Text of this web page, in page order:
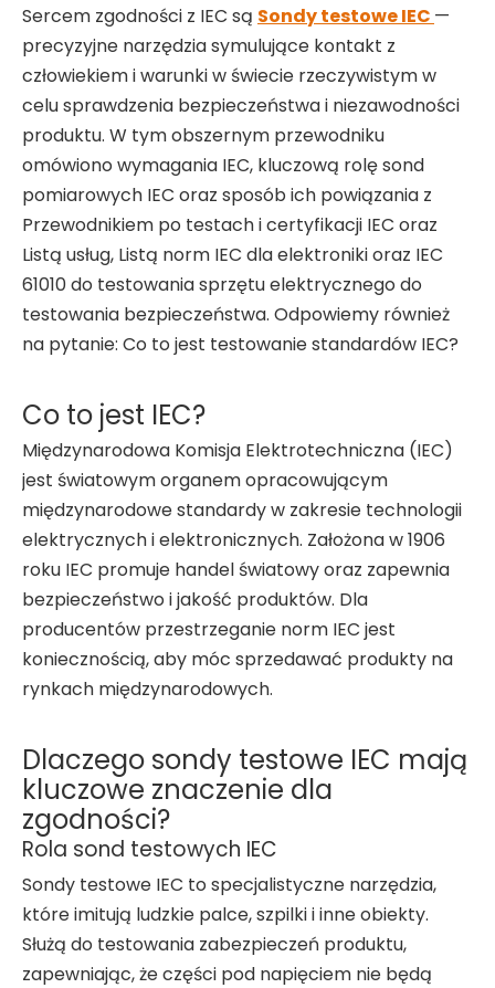
Sercem zgodności z IEC są Sondy testowe IEC —
precyzyjne narzędzia symulujące kontakt z
człowiekiem i warunki w świecie rzeczywistym w
celu sprawdzenia bezpieczeństwa i niezawodności
produktu. W tym obszernym przewodniku
omówiono wymagania IEC, kluczową rolę sond
pomiarowych IEC oraz sposób ich powiązania z
Przewodnikiem po testach i certyfikacji IEC oraz
Listą usług, Listą norm IEC dla elektroniki oraz IEC
61010 do testowania sprzętu elektrycznego do
testowania bezpieczeństwa. Odpowiemy również
na pytanie: Co to jest testowanie standardów IEC?
Co to jest IEC?
Międzynarodowa Komisja Elektrotechniczna (IEC)
jest światowym organem opracowującym
międzynarodowe standardy w zakresie technologii
elektrycznych i elektronicznych. Założona w 1906
roku IEC promuje handel światowy oraz zapewnia
bezpieczeństwo i jakość produktów. Dla
producentów przestrzeganie norm IEC jest
koniecznością, aby móc sprzedawać produkty na
rynkach międzynarodowych.
Dlaczego sondy testowe IEC mają
kluczowe znaczenie dla
zgodności?
Rola sond testowych IEC
Sondy testowe IEC to specjalistyczne narzędzia,
które imitują ludzkie palce, szpilki i inne obiekty.
Służą do testowania zabezpieczeń produktu,
zapewniając, że części pod napięciem nie będą